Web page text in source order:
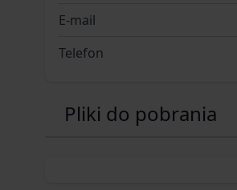
E-mail
Telefon
Pliki do pobrania